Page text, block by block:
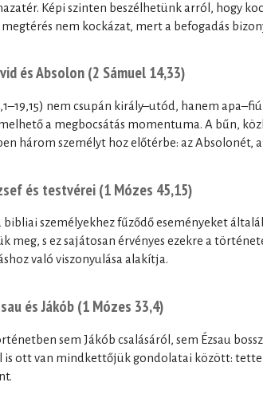
Képi szinten beszélhetünk arról, hogy
nem kockázat, mert a befogadás
és Absolon (2 Sámuel 14,33)
nem csupán király–utód, hanem
a megbocsátás momentuma. A bűn,
három személyt hoz előtérbe: az Absolonét, a
és testvérei (1 Mózes 45,15)
bibliai személyekhez fűződő eseményeket
meg, s ez sajátosan érvényes ezekre a
való viszonyulása alakítja.
és Jákób (1 Mózes 33,4)
sem Jákób csalásáról, sem Ézsau
is ott van mindkettőjük gondolatai között: